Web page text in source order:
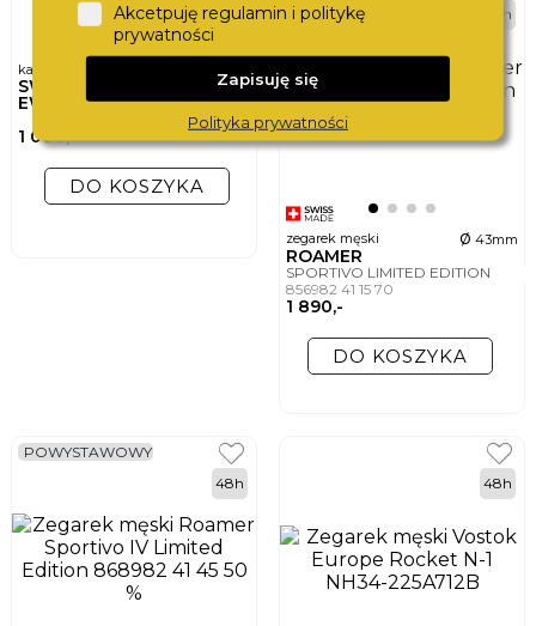
karta podarunkowa
SWISS
EWATCHCARD
1 000,-
DO KOSZYKA
zegarek męski ø 43mm
ROAMER
SPORTIVO LIMITED EDITION
856982 41 15 70
1 890,-
48h
DO KOSZYKA
POWYSTAWOWY
48h
48h
Akcetpuję regulamin i politykę
prywatności
Zapisuję się
Polityka prywatności